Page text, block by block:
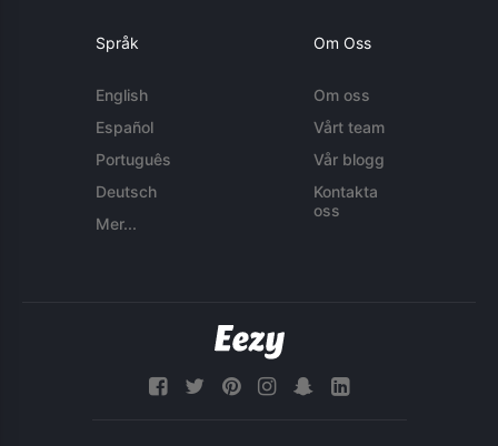
Språk
English
Español
Português
Deutsch
Mer...
Om Oss
Om oss
Vårt team
Vår blogg
Kontakta
oss